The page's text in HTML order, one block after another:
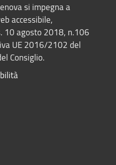
si impegna a
accessibile,
10 agosto 2018, n.106
UE 2016/2102 del
Consiglio.